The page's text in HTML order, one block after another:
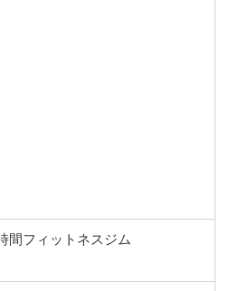
間フィットネスジム